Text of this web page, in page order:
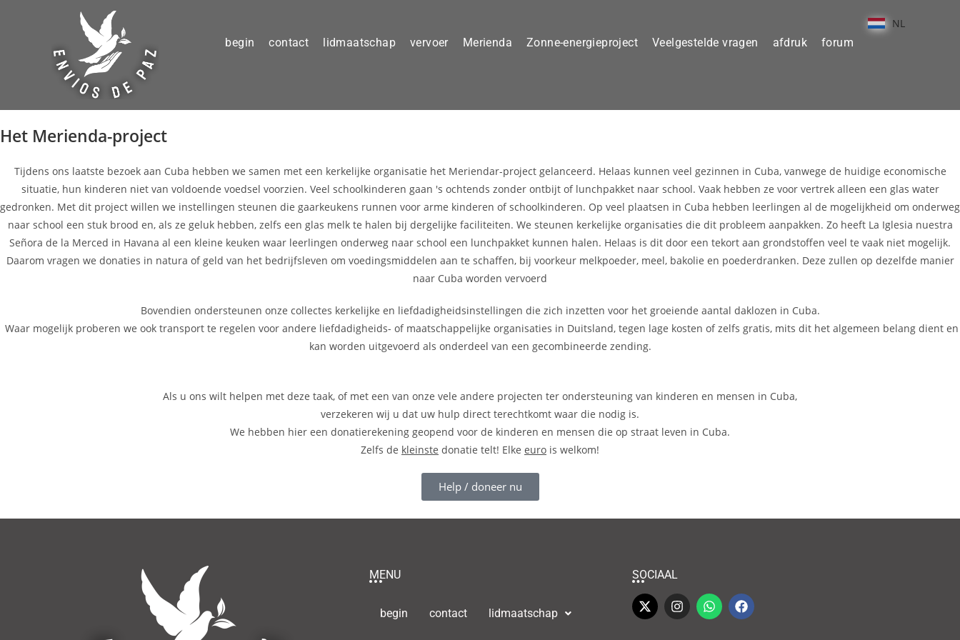
begin contact lidmaatschap vervoer Merienda Zonne-energieproject Veelgestelde vragen afdruk forum
NL
Het Merienda-project
Tijdens ons laatste bezoek aan Cuba hebben we samen met een kerkelijke organisatie het Meriendar-project gelanceerd. Helaas kunnen veel gezinnen in Cuba, vanwege de huidige economische
situatie, hun kinderen niet van voldoende voedsel voorzien. Veel schoolkinderen gaan 's ochtends zonder ontbijt of lunchpakket naar school. Vaak hebben ze voor vertrek alleen een glas water
gedronken. Met dit project willen we instellingen steunen die gaarkeukens runnen voor arme kinderen of schoolkinderen. Op veel plaatsen in Cuba hebben leerlingen al de mogelijkheid om onderweg
naar school een stuk brood en, als ze geluk hebben, zelfs een glas melk te halen bij dergelijke faciliteiten. We steunen kerkelijke organisaties die dit probleem aanpakken. Zo heeft La Iglesia nuestra
Señora de la Merced in Havana al een kleine keuken waar leerlingen onderweg naar school een lunchpakket kunnen halen. Helaas is dit door een tekort aan grondstoffen veel te vaak niet mogelijk.
Daarom vragen we donaties in natura of geld van het bedrijfsleven om voedingsmiddelen aan te schaffen, bij voorkeur melkpoeder, meel, bakolie en poederdranken. Deze zullen op dezelfde manier
naar Cuba worden vervoerd
Bovendien ondersteunen onze collectes kerkelijke en liefdadigheidsinstellingen die zich inzetten voor het groeiende aantal daklozen in Cuba.
Waar mogelijk proberen we ook transport te regelen voor andere liefdadigheids- of maatschappelijke organisaties in Duitsland, tegen lage kosten of zelfs gratis, mits dit het algemeen belang dient en
kan worden uitgevoerd als onderdeel van een gecombineerde zending.
Als u ons wilt helpen met deze taak, of met een van onze vele andere projecten ter ondersteuning van kinderen en mensen in Cuba,
verzekeren wij u dat uw hulp direct terechtkomt waar die nodig is.
We hebben hier een donatierekening geopend voor de kinderen en mensen die op straat leven in Cuba.
Zelfs de kleinste donatie telt! Elke euro is welkom!
Help / doneer nu
MENU
begin contact lidmaatschap
SOCIAAL